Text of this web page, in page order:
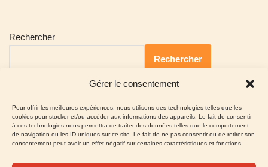
Gérer le consentement
Pour offrir les meilleures expériences, nous utilisons des technologies telles que les
cookies pour stocker et/ou accéder aux informations des appareils. Le fait de consentir
à ces technologies nous permettra de traiter des données telles que le comportement
de navigation ou les ID uniques sur ce site. Le fait de ne pas consentir ou de retirer son
consentement peut avoir un effet négatif sur certaines caractéristiques et fonctions.
o
k
Rechercher
Rechercher